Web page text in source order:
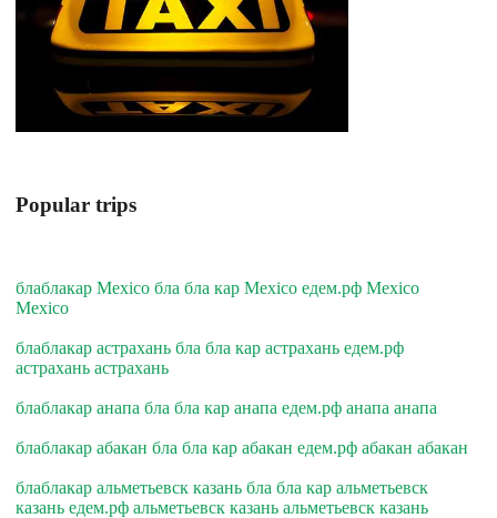
Popular trips
блаблакар Mexico бла бла кар Mexico едем.рф Mexico
Mexico
блаблакар астрахань бла бла кар астрахань едем.рф
астрахань астрахань
блаблакар анапа бла бла кар анапа едем.рф анапа анапа
блаблакар абакан бла бла кар абакан едем.рф абакан абакан
блаблакар альметьевск казань бла бла кар альметьевск
казань едем.рф альметьевск казань альметьевск казань